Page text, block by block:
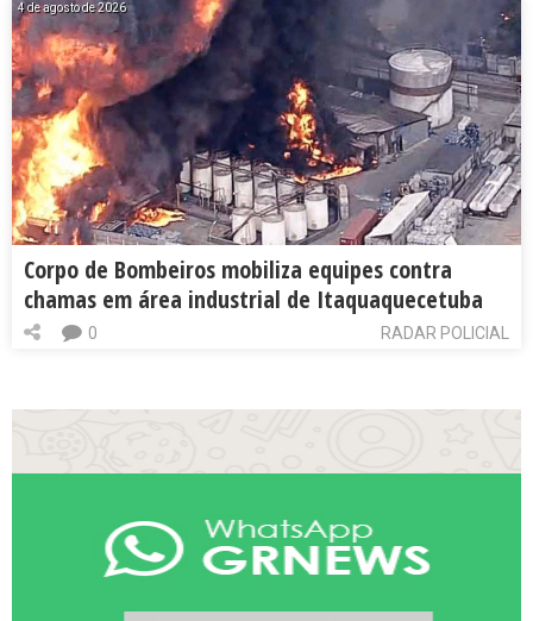
4 de agosto de 2026
Corpo de Bombeiros mobiliza equipes contra
chamas em área industrial de Itaquaquecetuba
RADAR POLICIAL
0